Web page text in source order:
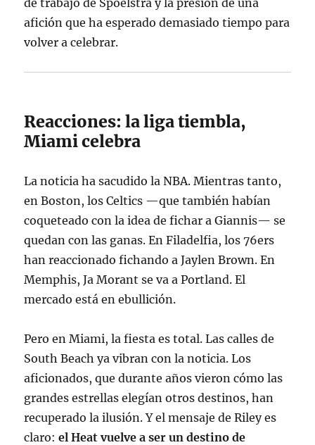
afición que ha esperado demasiado tiempo para
volver a celebrar.
Reacciones: la liga tiembla,
Miami celebra
La noticia ha sacudido la NBA. Mientras tanto,
en Boston, los Celtics —que también habían
coqueteado con la idea de fichar a Giannis— se
quedan con las ganas. En Filadelfia, los 76ers
han reaccionado fichando a Jaylen Brown. En
Memphis, Ja Morant se va a Portland. El
mercado está en ebullición.
Pero en Miami, la fiesta es total. Las calles de
South Beach ya vibran con la noticia. Los
aficionados, que durante años vieron cómo las
grandes estrellas elegían otros destinos, han
recuperado la ilusión. Y el mensaje de Riley es
claro:el Heat vuelve a ser un destino de